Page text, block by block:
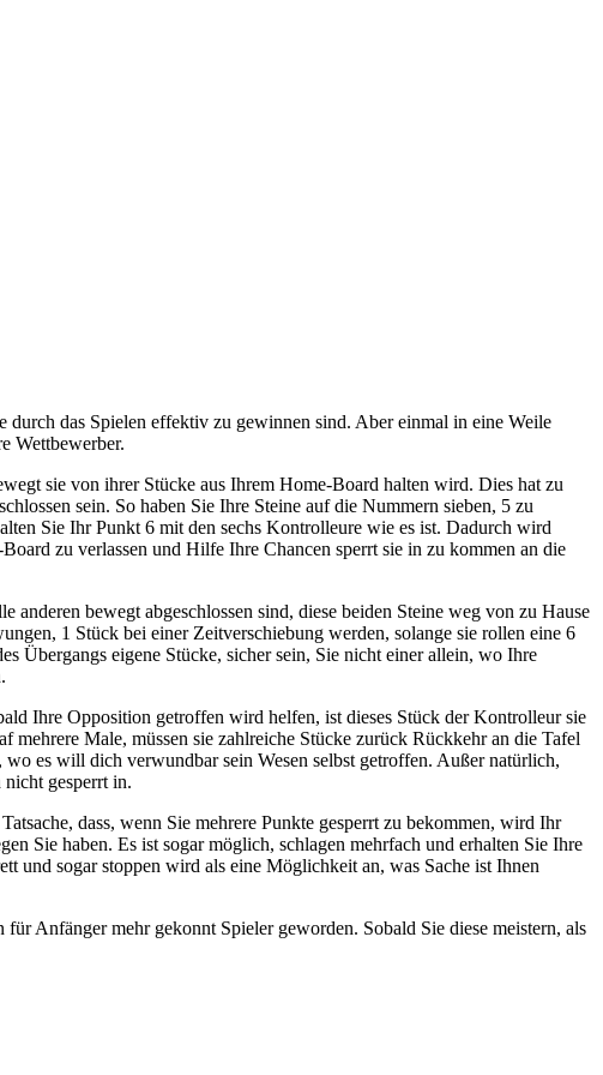
durch das Spielen effektiv zu gewinnen sind. Aber einmal in eine Weile
Wettbewerber.
sie von ihrer Stücke aus Ihrem Home-Board halten wird. Dies hat zu
sein. So haben Sie Ihre Steine auf die Nummern sieben, 5 zu
Sie Ihr Punkt 6 mit den sechs Kontrolleure wie es ist. Dadurch wird
zu verlassen und Hilfe Ihre Chancen sperrt sie in zu kommen an die
bewegt abgeschlossen sind, diese beiden Steine weg von zu Hause
1 Stück bei einer Zeitverschiebung werden, solange sie rollen eine 6
Übergangs eigene Stücke, sicher sein, Sie nicht einer allein, wo Ihre
Ihre Opposition getroffen wird helfen, ist dieses Stück der Kontrolleur sie
Male, müssen sie zahlreiche Stücke zurück Rückkehr an die Tafel
es will dich verwundbar sein Wesen selbst getroffen. Außer natürlich,
gesperrt in.
dass, wenn Sie mehrere Punkte gesperrt zu bekommen, wird Ihr
Sie haben. Es ist sogar möglich, schlagen mehrfach und erhalten Sie Ihre
und sogar stoppen wird als eine Möglichkeit an, was Sache ist Ihnen
Anfänger mehr gekonnt Spieler geworden. Sobald Sie diese meistern, als